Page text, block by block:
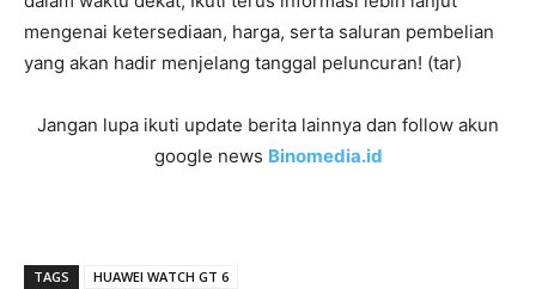
mengenai ketersediaan, harga, serta saluran pembelian
yang akan hadir menjelang tanggal peluncuran! (tar)
Jangan lupa ikuti update berita lainnya dan follow akun
google news Binomedia.id
TAGS HUAWEI WATCH GT 6